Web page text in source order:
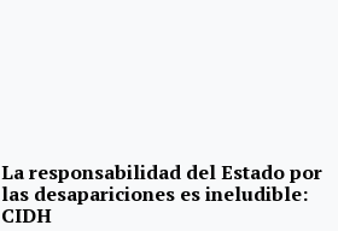
La responsabilidad del Estado por
las desapariciones es ineludible:
CIDH